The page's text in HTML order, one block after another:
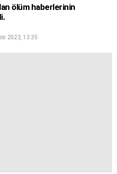
ölüm haberlerinin
2023, 13:35